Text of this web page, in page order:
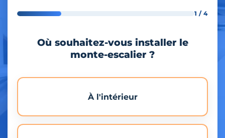
1 / 4
Où souhaitez-vous installer le
monte-escalier ?
À l'intérieur